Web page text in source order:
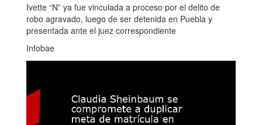
Ivette “N” ya fue vinculada a proceso por el delito de
robo agravado, luego de ser detenida en Puebla y
presentada ante el juez correspondiente
Infobae